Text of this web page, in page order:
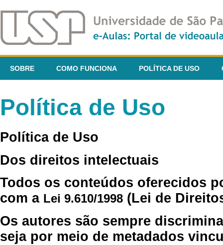
SOBRE COMO FUNCIONA POLÍTICA DE USO
Política de Uso
Política de Uso
Dos direitos intelectuais
Todos os conteúdos oferecidos
com a Lei 9.610/1998 (Lei de
Os autores são sempre
seja por meio de metadados